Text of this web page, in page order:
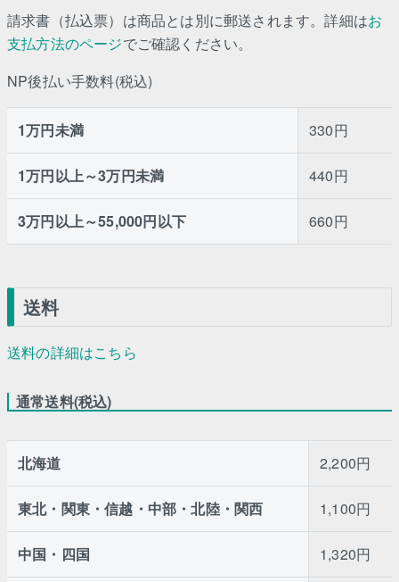
請求書（払込票）は商品とは別に郵送されます。詳細はお
支払方法のページでご確認ください。
NP後払い手数料(税込)
1万円未満 330円
1万円以上～3万円未満 440円
3万円以上～55,000円以下 660円
送料
送料の詳細はこちら
通常送料(税込)
北海道 2,200円
東北・関東・信越・中部・北陸・関西 1,100円
中国・四国 1,320円